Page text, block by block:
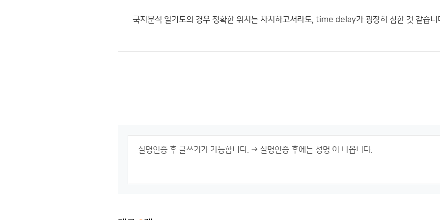
국지분석 일기도의 경우 정확한 위치는 차치하고서라도, time delay가 굉장히 심한 것 같습니